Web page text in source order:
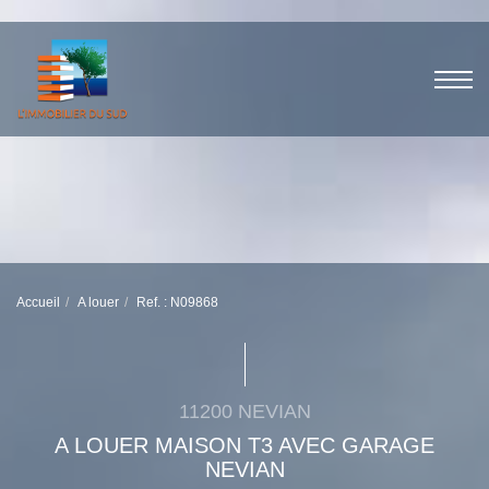
Accueil A louer Ref. : N09868
11200 NEVIAN
A LOUER MAISON T3 AVEC GARAGE
NEVIAN